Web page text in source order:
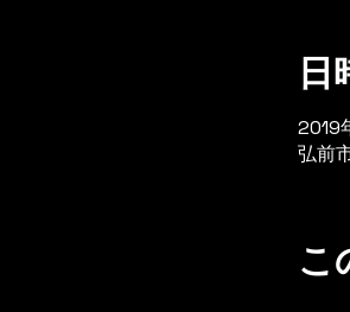
日
2019
弘前
こ